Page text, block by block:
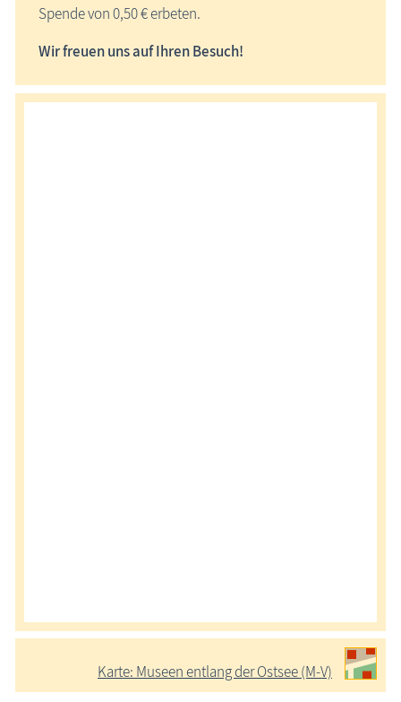
Spende von 0,50 € erbeten.
Wir freuen uns auf Ihren Besuch!
Karte: Museen entlang der Ostsee (M-V)